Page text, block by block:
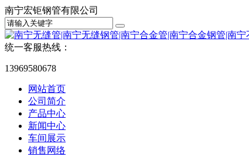
南宁宏钜钢管有限公司
统一客服热线：
13969580678
网站首页
公司简介
产品中心
新闻中心
车间展示
销售网络